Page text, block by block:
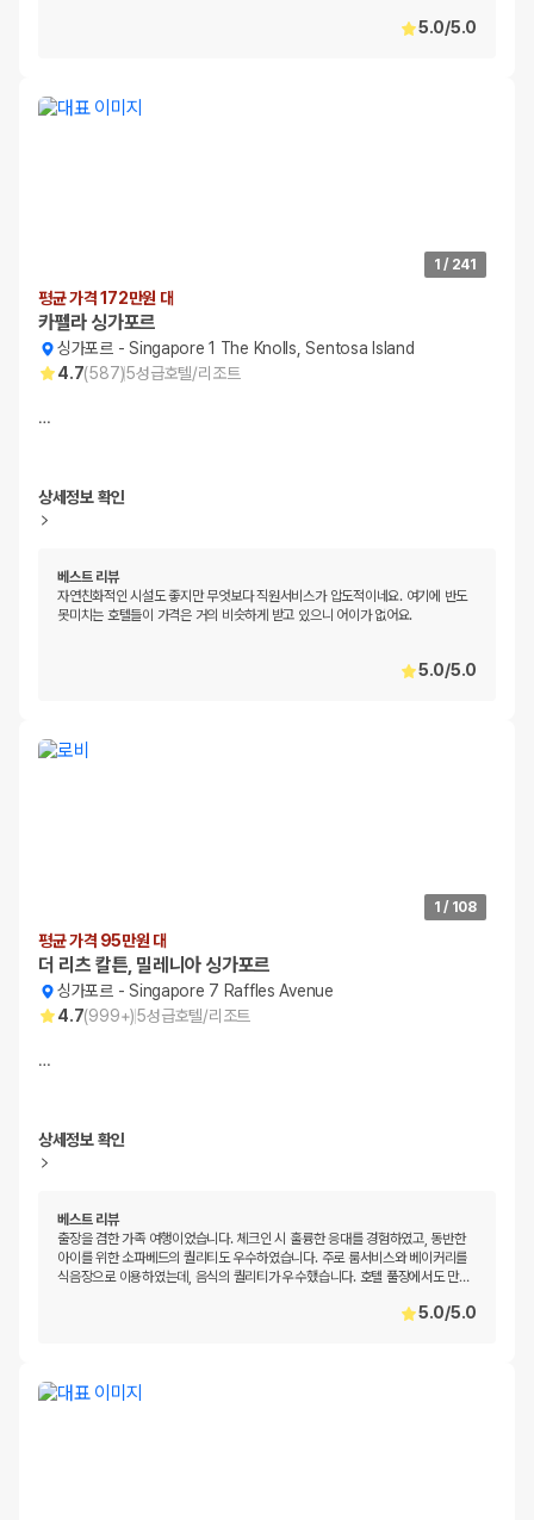
5.0/5.0
1 / 241
평균 가격 172만원 대
카펠라 싱가포르
싱가포르 - Singapore 1 The Knolls, Sentosa Island
4.7(587)5성급호텔/리조트
…
상세정보 확인
베스트 리뷰
자연친화적인 시설도 좋지만 무엇보다 직원서비스가 압도적이네요. 여기에 반도
못미치는 호텔들이 가격은 거의 비슷하게 받고 있으니 어이가 없어요.
5.0/5.0
1 / 108
평균 가격 95만원 대
더 리츠 칼튼, 밀레니아 싱가포르
싱가포르 - Singapore 7 Raffles Avenue
4.7(999+)5성급호텔/리조트
…
상세정보 확인
베스트 리뷰
출장을 겸한 가족 여행이었습니다. 체크인 시 훌륭한 응대를 경험하였고, 동반한
아이를 위한 소파베드의 퀄리티도 우수하였습니다. 주로 룸서비스와 베이커리를
식음장으로 이용하였는데, 음식의 퀄리티가 우수했습니다. 호텔 풀장에서도 만…
5.0/5.0